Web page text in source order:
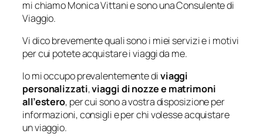
mi chiamo Monica Vittani e sono una Consulente di
Viaggio.
Vi dico brevemente quali sono i miei servizi e i motivi
per cui potete acquistare i viaggi da me.
Io mi occupo prevalentemente diviaggi
personalizzati,viaggi di nozze e matrimoni
all’estero, per cui sono a vostra disposizione per
informazioni, consigli e per chi volesse acquistare
un viaggio.